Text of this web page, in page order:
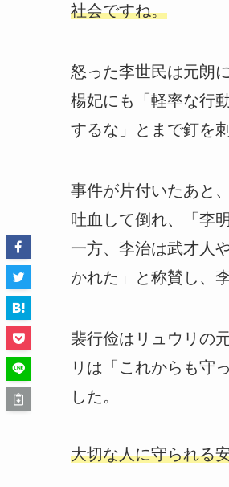
社会ですね。
怒った李世民は元朗
楊妃にも「軽率な行
するな」とまで釘を
事件が片付いたあと
吐血して倒れ、「李
一方、李治は武才人
かれた」と称賛し、
裴行俭はリュウリの
リは「これからも守
した。
大切な人に守られる